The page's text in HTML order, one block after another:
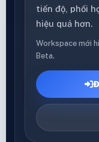
tiến độ, phối
hiệu quả hơn.
Workspace mới
Beta.